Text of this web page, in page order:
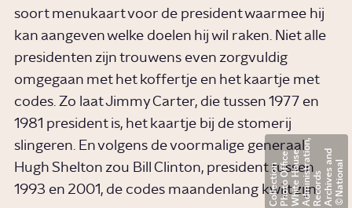
soort menukaart voor de president waarmee hij
kan aangeven welke doelen hij wil raken. Niet alle
presidenten zijn trouwens even zorgvuldig
omgegaan met het koffertje en het kaartje met
codes. Zo laat Jimmy Carter, die tussen 1977 en
1981 president is, het kaartje bij de stomerij
slingeren. En volgens de voormalige generaal
Hugh Shelton zou Bill Clinton, president tussen
1993 en 2001, de codes maandenlang kwijt zijn.
N
a
t
i
o
n
a l
A
r
c
h
i
v
e s
a
n
dR
e
c
o
r
d
s A
d
m
i
n
i
s t
r a
t
i o
n
, W
h
i
t
e
H o
u
s
eP
h
o
t
o
O f
f i
c
e C
o
l
l
e
c
t
i
o
n